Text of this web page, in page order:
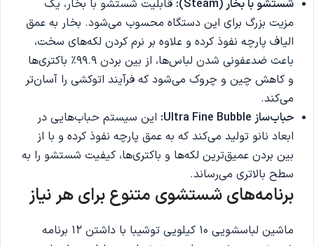
شستشو با بخار (Steam):
قابلیت شستشو با بخار، یک
مزیت بزرگ برای این دستگاه محسوب می‌شود. بخار به عمق
الیاف پارچه نفوذ کرده و علاوه بر نرم کردن لکه‌های سخت،
باعث ضدعفونی شدن لباس‌ها، از بین بردن ۹۹.۹٪ باکتری‌ها
و کاهش چین و چروک می‌شود که فرآیند اتوکشی را آسان‌تر
می‌کند.
حباب‌ساز Ultra Fine Bubble:
این سیستم حباب‌هایی در
ابعاد نانو تولید می‌کند که به عمق پارچه نفوذ کرده و با از
بین بردن عمیق‌ترین لکه‌ها و باکتری‌ها، کیفیت شستشو را به
سطح بالاتری می‌رساند.
برنامه‌های شستشوی متنوع برای هر نیاز
ماشین لباسشویی 10 کیلویی توشیبا با داشتن ۱۲ برنامه